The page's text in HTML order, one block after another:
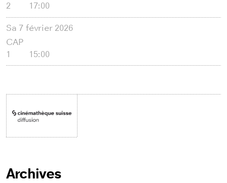
2
17:00
Sa 7 février 2026
CAP
1
15:00
Archives